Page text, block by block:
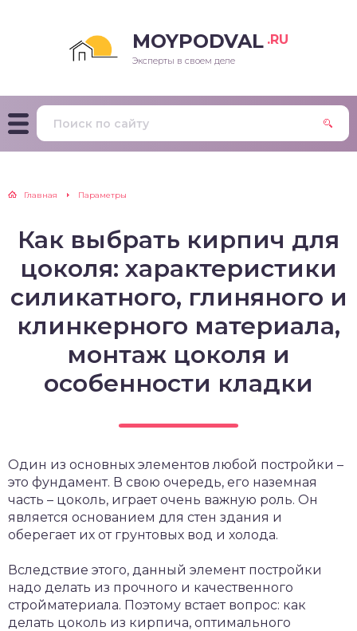
MOYPODVAL .RU
Эксперты в своем деле
Главная Параметры
Как выбрать кирпич для
цоколя: характеристики
силикатного, глиняного и
клинкерного материала,
монтаж цоколя и
особенности кладки
Один из основных элементов любой постройки –
это фундамент. В свою очередь, его наземная
часть – цоколь, играет очень важную роль. Он
является основанием для стен здания и
оберегает их от грунтовых вод и холода.
Вследствие этого, данный элемент постройки
надо делать из прочного и качественного
стройматериала. Поэтому встает вопрос: как
делать цоколь из кирпича, оптимального